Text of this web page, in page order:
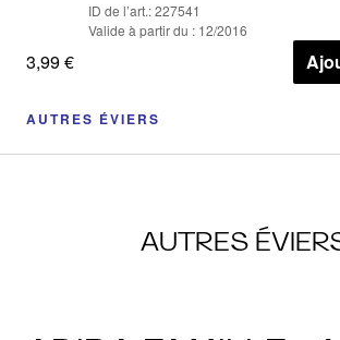
ID de l’art.: 227541
Valide à partir du : 12/2016
3,99 €
AUTRES ÉVIERS
AUTRES